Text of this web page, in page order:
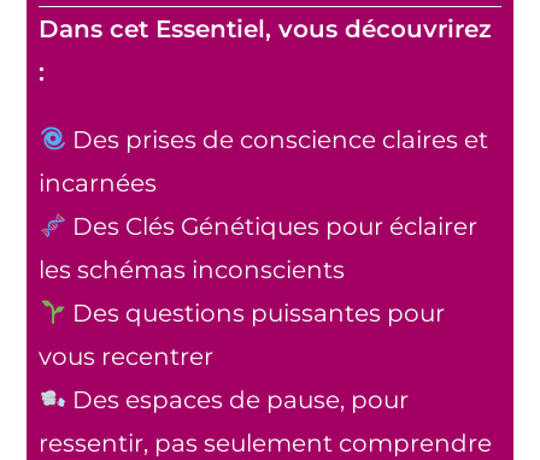
Dans cet Essentiel, vous découvrirez
:
Des prises de conscience claires et
incarnées
Des Clés Génétiques pour éclairer
les schémas inconscients
Des questions puissantes pour
vous recentrer
Des espaces de pause, pour
ressentir, pas seulement comprendre